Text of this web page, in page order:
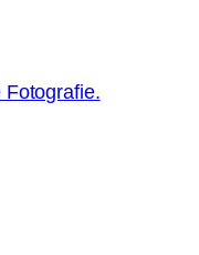
Fotografie.